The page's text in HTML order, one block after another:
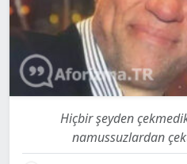
Hiçbir şeyden
namussuzlardan